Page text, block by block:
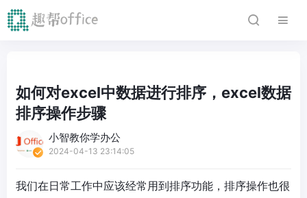
如何对excel中数据进行排序，excel数据
排序操作步骤
小智教你学办公
2024-04-13 23:14:05
我们在日常工作中应该经常用到排序功能，排序操作也很